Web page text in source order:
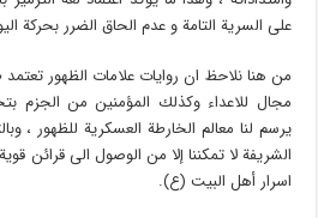
على السرية التامة و عدم الحاق الضرر بحركة
من هنا نلاحظ ان روايات علامات الظهور
مجال للاعداء وكذلك المؤمنين من
يرسم لنا معالم الخارطة العسكرية للظهور ،
الشريفة لا تمكننا إلا من الوصول الى قرائن
اسرار أهل البيت (ع).